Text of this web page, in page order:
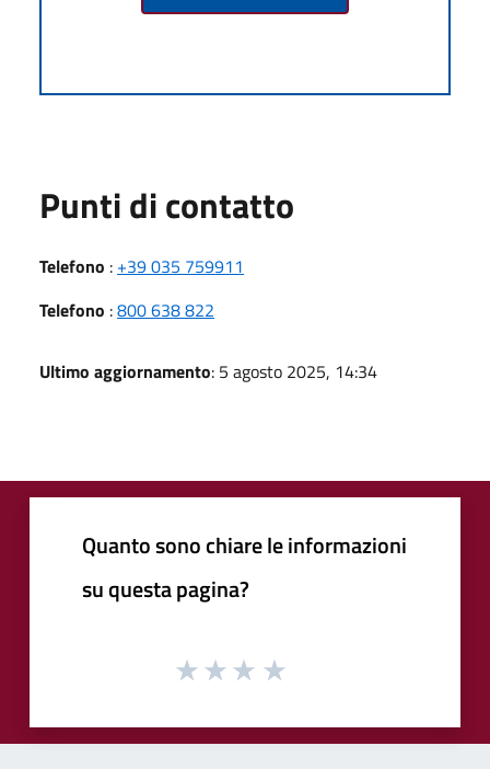
Punti di contatto
Telefono : +39 035 759911
Telefono :800 638 822
Ultimo aggiornamento: 5 agosto 2025, 14:34
Quanto sono chiare le informazioni
su questa pagina?